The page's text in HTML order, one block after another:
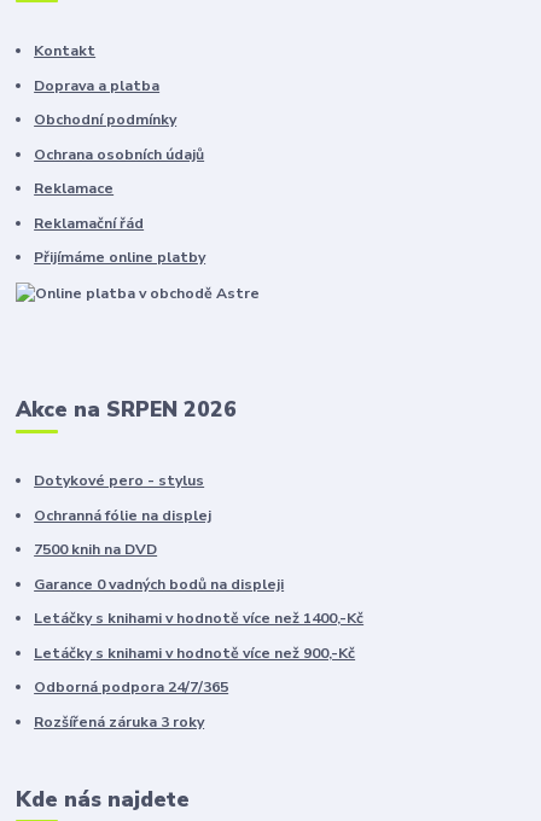
Kontakt
Doprava a platba
Obchodní podmínky
Ochrana osobních údajů
Reklamace
Reklamační řád
Přijímáme online platby
Akce na SRPEN 2026
Dotykové pero - stylus
Ochranná fólie na displej
7500 knih na DVD
Garance 0 vadných bodů na displeji
Letáčky s knihami v hodnotě více než 1400,-Kč
Letáčky s knihami v hodnotě více než 900,-Kč
Odborná podpora 24/7/365
Rozšířená záruka 3 roky
Kde nás najdete